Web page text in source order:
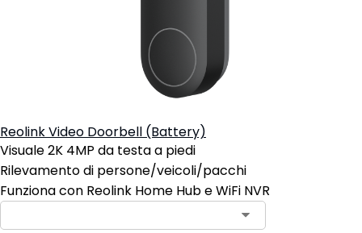
Reolink Video Doorbell (Battery)
Visuale 2K 4MP da testa a piedi
Rilevamento di persone/veicoli/pacchi
Funziona con Reolink Home Hub e WiFi NVR